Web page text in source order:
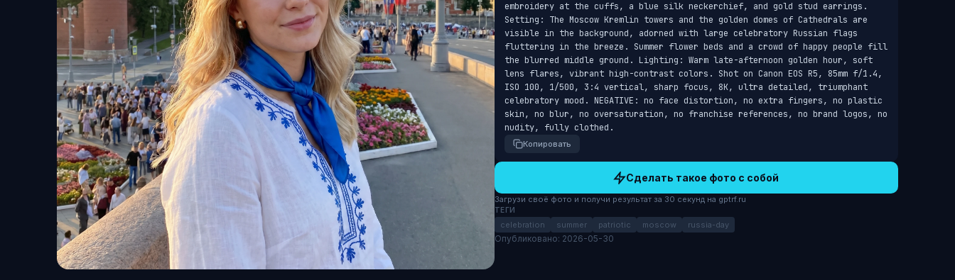
embroidery at the cuffs, a blue silk neckerchief, and gold stud earrings.
Setting: The Moscow Kremlin towers and the golden domes of Cathedrals are
visible in the background, adorned with large celebratory Russian flags
fluttering in the breeze. Summer flower beds and a crowd of happy people fill
the blurred middle ground. Lighting: Warm late-afternoon golden hour, soft
lens flares, vibrant high-contrast colors. Shot on Canon EOS R5, 85mm f/1.4,
ISO 100, 1/500, 3:4 vertical, sharp focus, 8K, ultra detailed, triumphant
celebratory mood. NEGATIVE: no face distortion, no extra fingers, no plastic
skin, no blur, no oversaturation, no franchise references, no brand logos, no
nudity, fully clothed.
Копировать
Сделать такое фото с собой
Загрузи своё фото и получи результат за 30 секунд на gptrf.ru
ТЕГИ
celebration summer patriotic moscow russia-day
Опубликовано: 2026-05-30